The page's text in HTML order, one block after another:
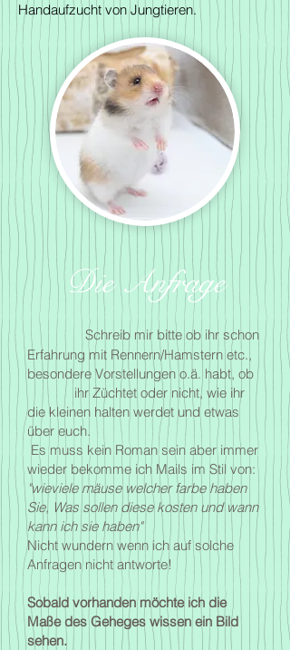
Handaufzucht von Jungtieren.
Die Anfrage
Schreib mir bitte ob ihr schon
Erfahrung mit Rennern/Hamstern etc.,
besondere Vorstellungen o.ä. habt, ob
ihr Züchtet oder nicht, wie ihr
die kleinen halten werdet und etwas
über euch.
Es muss kein Roman sein aber immer
wieder bekomme ich Mails im Stil von:
"wieviele mäuse welcher farbe haben
Sie, Was sollen diese kosten und wann
kann ich sie haben"
Nicht wundern wenn ich auf solche
Anfragen nicht antworte!
Sobald vorhandenmöchte ich die
Maße des Geheges wissen ein Bild
sehen.